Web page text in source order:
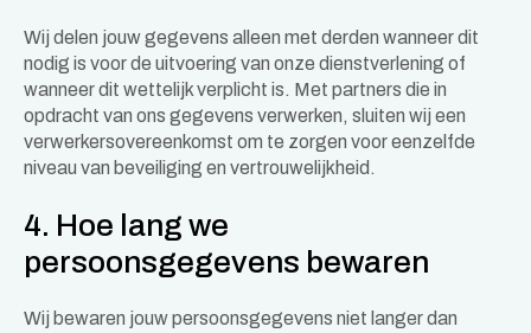
Wij delen jouw gegevens alleen met derden wanneer dit
nodig is voor de uitvoering van onze dienstverlening of
wanneer dit wettelijk verplicht is. Met partners die in
opdracht van ons gegevens verwerken, sluiten wij een
verwerkersovereenkomst om te zorgen voor eenzelfde
niveau van beveiliging en vertrouwelijkheid.
4. Hoe lang we
persoonsgegevens bewaren
Wij bewaren jouw persoonsgegevens niet langer dan